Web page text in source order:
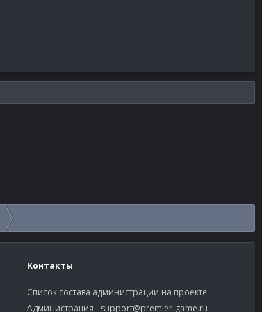
Контакты
Список состава администрации на проекте
Администрация - support@premier-game.ru